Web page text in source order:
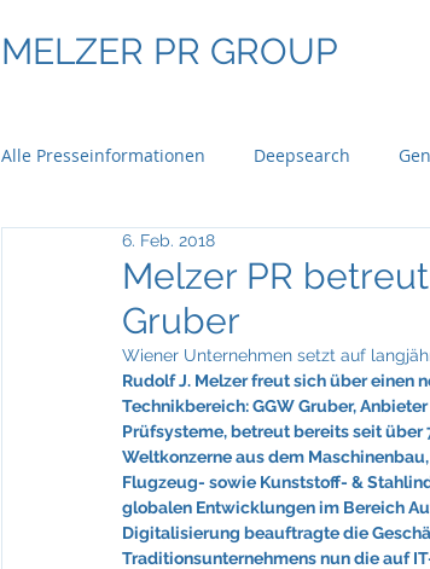
MELZER PR GROUP
Alle Presseinformationen Deepsearch
Ontime Logistics
Bau & Boden Immobilien Bauer Group
Braun Lockenhaus Capgemini
Feuerkultur Wieser FIABCI
Melzer PR
Gruber
6. Feb. 2018
Wiener Unternehmen setzt auf
Rudolf J. Melzer freut sich über einen
Technikbereich: GGW Gruber,
Prüfsysteme, betreut bereits seit über
Weltkonzerne aus dem
Flugzeug- sowie Kunststoff- &
globalen Entwicklungen im Bereich
Digitalisierung beauftragte die
Traditionsunternehmens nun die auf